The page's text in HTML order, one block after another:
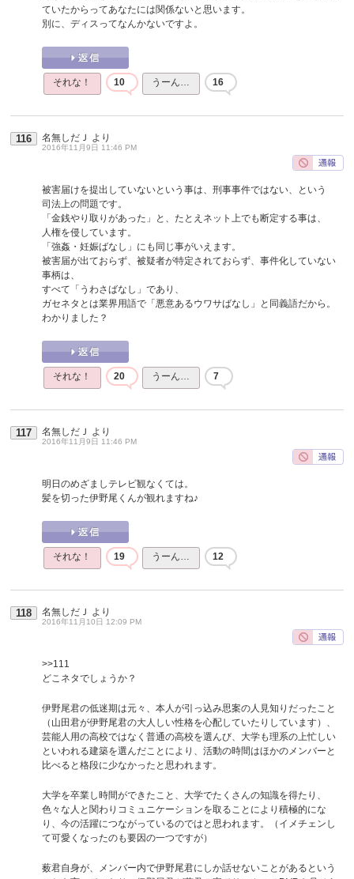
ていたからってあなたには関係ないと思います。
別に、ディスってなんかないですよ。
それな！ 10 うーん… 16
116 名無しだＪ より
2016年11月9日 11:46 PM
被害届けを提出していないという事は、刑事事件ではない、という
司法上の問題です。
「金銭やり取りがあった」と、たとえネット上でも断定する事は、
人権を侵しています。
「強姦・妊娠ばなし」にも同じ事がいえます。
被害届が出ておらず、被疑者が特定されておらず、事件化していない
事柄は、
すべて「うわさばなし」であり、
ガセネタとは業界用語で「悪意あるウワサばなし」と同義語だから。
わかりました？
それな！ 20 うーん… 7
117 名無しだＪ より
2016年11月9日 11:46 PM
明日のめざましテレビ観なくては。
髪を切った伊野尾くんが観れますね♪
それな！ 19 うーん… 12
118 名無しだＪ より
2016年11月10日 12:09 PM
>>111
どこネタでしょうか？
伊野尾君の低迷期は元々、本人が引っ込み思案の人見知りだったこと
（山田君が伊野尾君の大人しい性格を心配していたりしています）、
芸能人用の高校ではなく普通の高校を選んび、大学も理系の上忙しい
といわれる建築を選んだことにより、活動の時間はほかのメンバーと
比べると格段に少なかったと思われます。
大学を卒業し時間ができたこと、大学でたくさんの知識を得たり、
色々な人と関わりコミュニケーションを取ることにより積極的にな
り、今の活躍につながっているのではと思われます。（イメチェンし
て可愛くなったのも要因の一つですが）
薮君自身が、メンバー内で伊野尾君にしか話せないことがあるという